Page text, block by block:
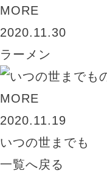
MORE
2020.11.30
ラーメン
MORE
2020.11.19
いつの世までも
一覧へ戻る